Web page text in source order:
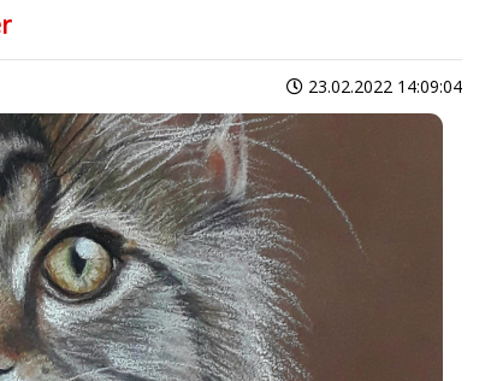
23.02.2022 14:09:04